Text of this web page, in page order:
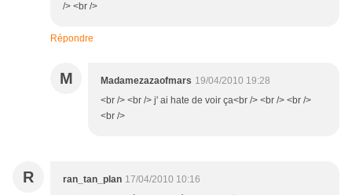
/> <br />
Répondre
M Madamezazaofmars 19/04/2010 19:28
<br /> <br /> j' ai hate de voir ça<br /> <br /> <br />
<br />
R ran_tan_plan 17/04/2010 10:16